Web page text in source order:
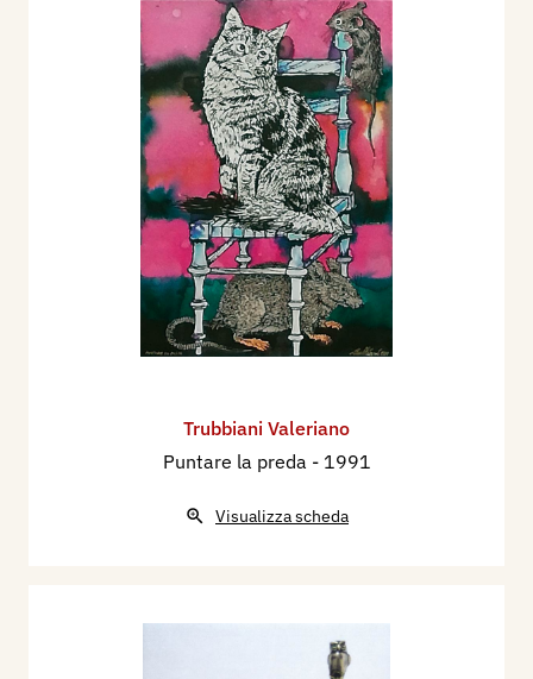
Trubbiani Valeriano
Puntare la preda - 1991
Visualizza scheda